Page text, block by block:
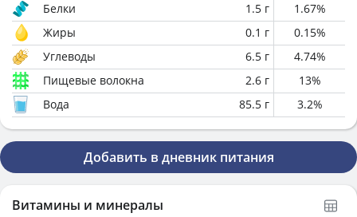
Белки
1.5 г 1.67%
Жиры
0.1 г 0.15%
Углеводы
6.5 г 4.74%
Пищевые волокна
2.6 г 13%
Вода
85.5 г 3.2%
Добавить в дневник питания
Витамины и минералы